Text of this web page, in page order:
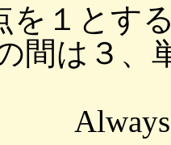
を１とす
間は３、